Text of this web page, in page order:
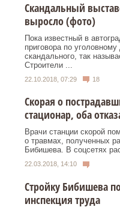
Скандальный
выросло (фото)
Пока известный в
приговора по
скандального, так
Строители ...
22.10.2018, 07:29 18
Скорая о
стационар, оба
Врачи станции скорой
о травмах, полученных
Бибишева. В соцсетях
22.03.2018, 14:10
Стройку Бибишева
инспекция труда